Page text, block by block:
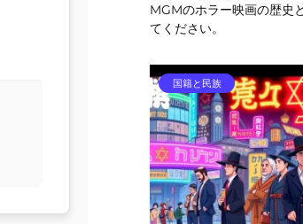
MGMのホラー映画の歴史
てください。
国籍と民族